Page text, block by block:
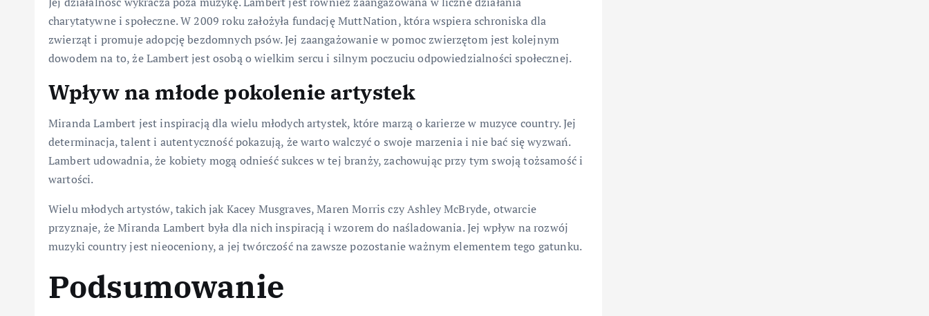
charytatywne i społeczne. W 2009 roku założyła fundację MuttNation, która wspiera schroniska dla
zwierząt i promuje adopcję bezdomnych psów. Jej zaangażowanie w pomoc zwierzętom jest kolejnym
dowodem na to, że Lambert jest osobą o wielkim sercu i silnym poczuciu odpowiedzialności społecznej.
Wpływ na młode pokolenie artystek
Miranda Lambert jest inspiracją dla wielu młodych artystek, które marzą o karierze w muzyce country. Jej
determinacja, talent i autentyczność pokazują, że warto walczyć o swoje marzenia i nie bać się wyzwań.
Lambert udowadnia, że kobiety mogą odnieść sukces w tej branży, zachowując przy tym swoją tożsamość i
wartości.
Wielu młodych artystów, takich jak Kacey Musgraves, Maren Morris czy Ashley McBryde, otwarcie
przyznaje, że Miranda Lambert była dla nich inspiracją i wzorem do naśladowania. Jej wpływ na rozwój
muzyki country jest nieoceniony, a jej twórczość na zawsze pozostanie ważnym elementem tego gatunku.
Podsumowanie